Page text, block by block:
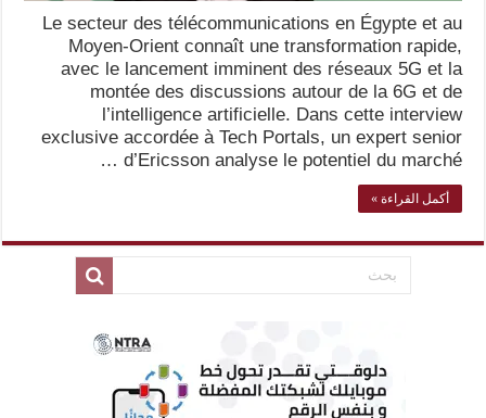
Le secteur des télécommunications en Égypte et au
Moyen-Orient connaît une transformation rapide,
avec le lancement imminent des réseaux 5G et la
montée des discussions autour de la 6G et de
l’intelligence artificielle. Dans cette interview
exclusive accordée à Tech Portals, un expert senior
d’Ericsson analyse le potentiel du marché …
أكمل القراءة »